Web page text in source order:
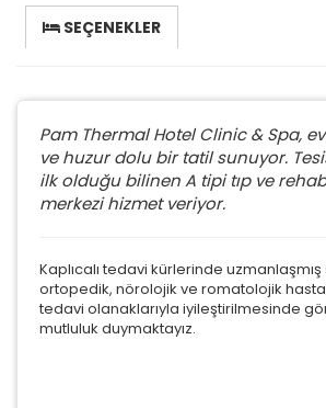
SEÇENEKLER
Pam Thermal Hotel Clinic & Spa,
ve huzur dolu bir tatil sunuyor.
ilk olduğu bilinen A tipi tıp ve
merkezi hizmet veriyor.
Kaplıcalı tedavi kürlerinde uzmanlaşmış
ortopedik, nörolojik ve romatolojik
tedavi olanaklarıyla iyileştirilmesinde
mutluluk duymaktayız.